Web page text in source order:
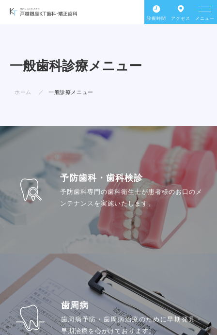
診療時間 アクセス メニュー
一般歯科診療メニュー
ホーム 一般診療メニュー
予防歯科・歯科検診
予防歯科専門の歯科衛生士が患者様のお口のメ
ンテナンスを実施いたします。
歯周病
歯周病予防・歯周病治療のために早期発見・
早期治療を心がけております。